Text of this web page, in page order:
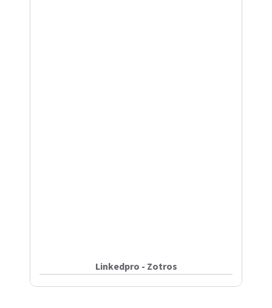
Linkedpro - Zotros